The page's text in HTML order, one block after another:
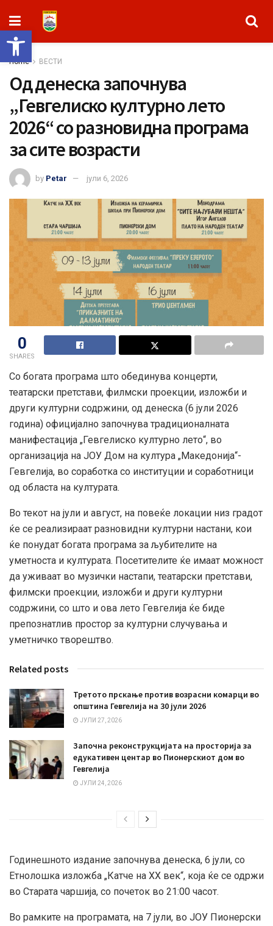
Open toolbar
Home ВЕСТИ
Од денеска започнува
„Гевгелиско културно лето
2026“ со разновидна програма
за сите возрасти
by Petar јули 6, 2026
0
SHARES
Со богата програма што обединува концерти,
театарски претстави, филмски проекции, изложби и
други културни содржини, од денеска (6 јули 2026
година) официјално започнува традиционалната
манифестација „Гевгелиско културно лето“, во
организација на ЈОУ Дом на култура „Македонија“-
Гевгелија, во соработка со институции и соработници
од областа на културата.
Во текот на јули и август, на повеќе локации низ градот
ќе се реализираат разновидни културни настани, кои
ќе понудат богата програма за љубителите на
уметноста и културата. Посетителите ќе имаат можност
да уживаат во музички настапи, театарски претстави,
филмски проекции, изложби и други културни
содржини, со што и ова лето Гевгелија ќе биде
препознатлив простор за културни случувања и
уметничко творештво.
Related posts
Третото прскање против возрасни комарци во
општина Гевгелија на 30 јули 2026
ЈУЛИ 27, 2026
Започна реконструкцијата на просторија за
едукативен центар во Пионерскиот дом во
Гевгелија
ЈУЛИ 24, 2026
Годинешното издание започнува денеска, 6 јули, со
Етнолошка изложба „Катче на XX век“, која ќе се одржи
во Старата чаршија, со почеток во 21:00 часот.
Во рамките на програмата, на 7 јули, во ЈОУ Пионерски